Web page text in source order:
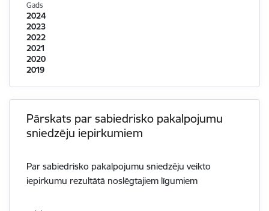
Gads
2024
2023
2022
2021
2020
2019
Pārskats par sabiedrisko pakalpojumu
sniedzēju iepirkumiem
Par sabiedrisko pakalpojumu sniedzēju veikto
iepirkumu rezultātā noslēgtajiem līgumiem